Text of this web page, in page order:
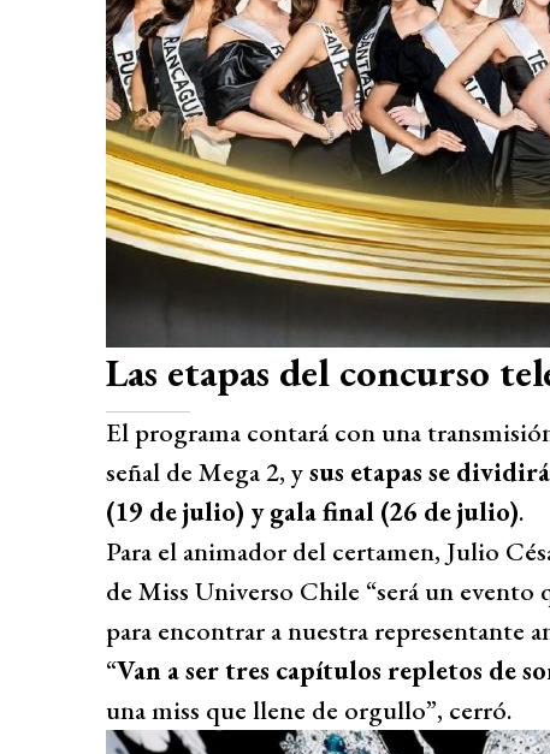
Las etapas del concurso
El programa contará con una
señal de Mega 2, ysus etapas se
(19 de julio) y gala final (26 de julio).
Para el animador del certamen, Julio
de Miss Universo Chile “será un evento
para encontrar a nuestra representante
“Van a ser tres capítulos repletos de
una miss que llene de orgullo”, cerró.